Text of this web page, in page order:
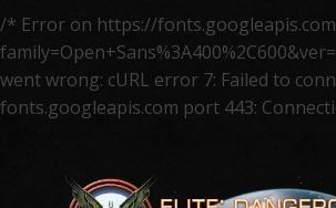
/* Error on https://
went wrong: cURL error 7: Failed to
fonts.googleapis.com port 443: